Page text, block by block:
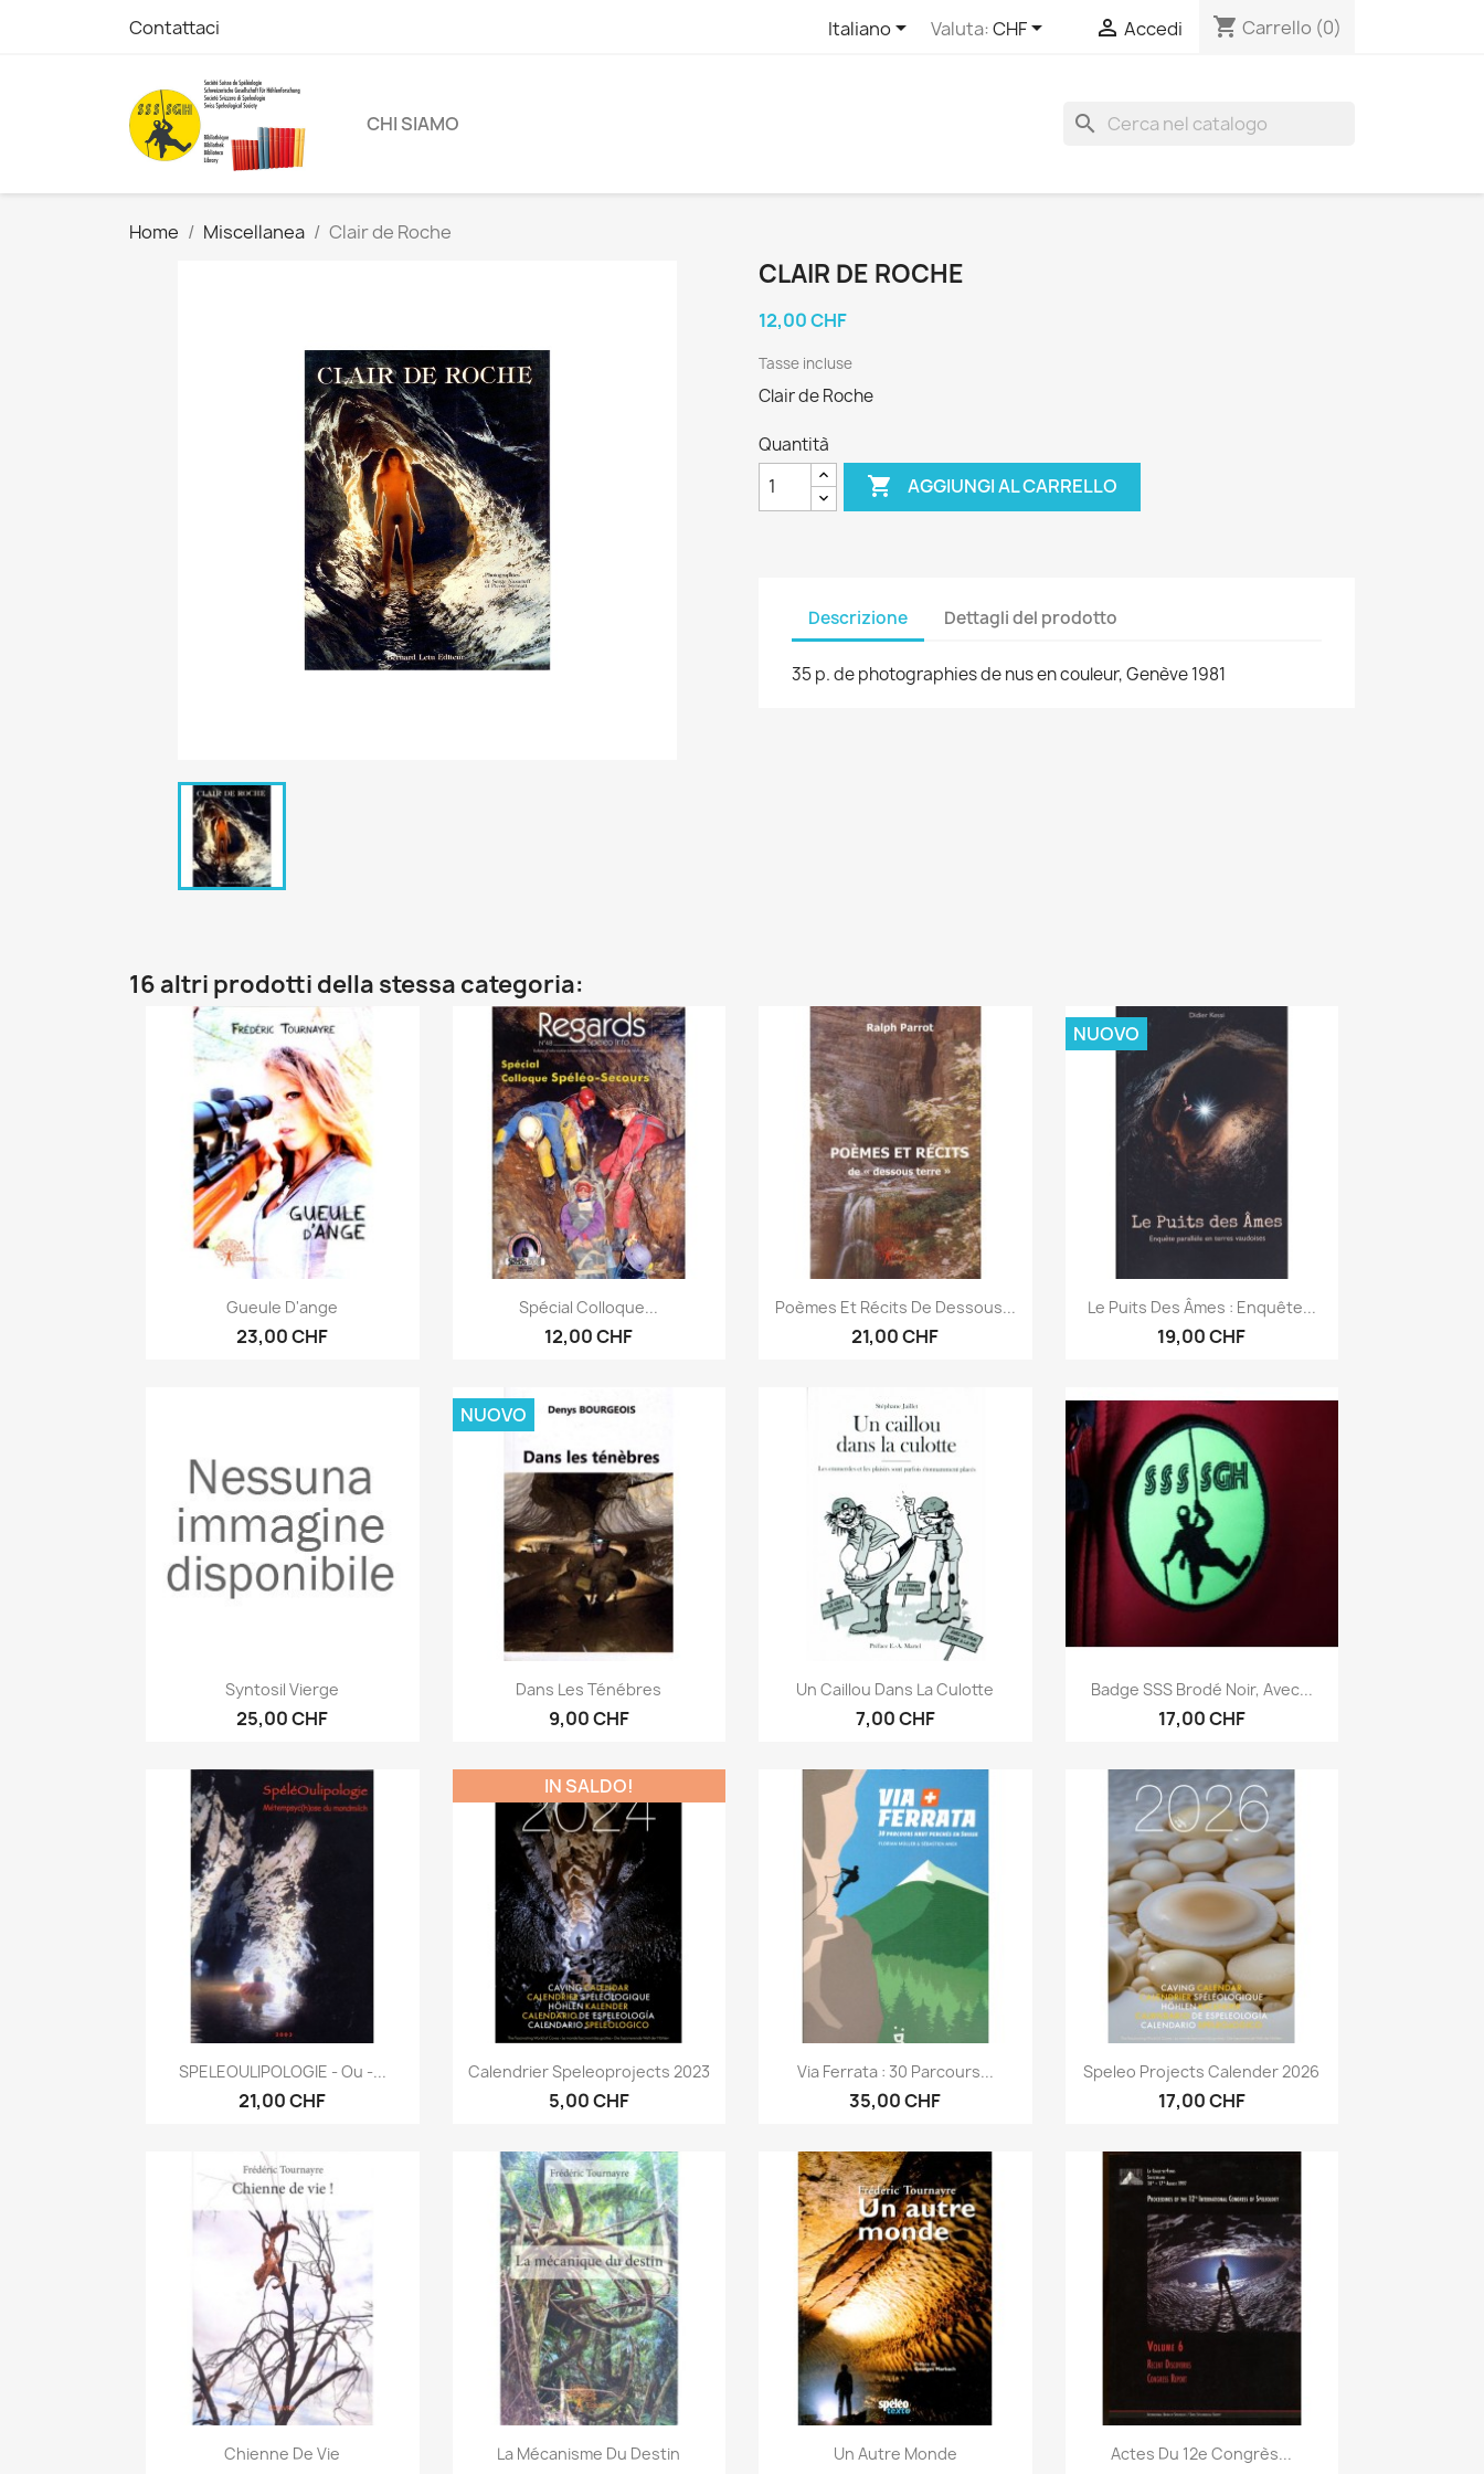
Contattaci Italiano Valuta:CHF  Accedi shopping_cart Carrello (0)
CHI SIAMO search
Home Miscellanea Clair de Roche
CLAIR DE ROCHE
12,00 CHF
Tasse incluse
Clair de Roche
Quantità
 AGGIUNGI AL CARRELLO
Descrizione Dettagli del prodotto
35 p. de photographies de nus en couleur, Genève 1981
16 altri prodotti della stessa categoria:
Anteprima
Gueule D'ange
23,00 CHF
Anteprima
Spécial Colloque...
12,00 CHF
Anteprima
Poèmes Et Récits De Dessous...
21,00 CHF
Anteprima
Le Puits Des Âmes : Enquête...
19,00 CHF
NUOVO
Anteprima
Syntosil Vierge
25,00 CHF
 Anteprima
Dans Les Ténébres
9,00 CHF
NUOVO
Anteprima
Un Caillou Dans La Culotte
7,00 CHF
Anteprima
Badge SSS Brodé Noir, Avec...
17,00 CHF
Anteprima
SPELEOULIPOLOGIE - Ou -...
21,00 CHF
Anteprima
Calendrier Speleoprojects 2023
5,00 CHF
IN SALDO!
Anteprima
Via Ferrata : 30 Parcours...
35,00 CHF
Anteprima
Speleo Projects Calender 2026
17,00 CHF
Anteprima
Chienne De Vie Anteprima
La Mécanisme Du Destin Anteprima
Un Autre Monde Anteprima
Actes Du 12e Congrès...